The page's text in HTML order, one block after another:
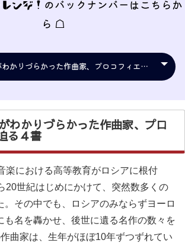
ンジ！ のバックナンバーはこちらか
ら ☖
わかりづらかった作曲家、プロ
る４書
における高等教育がロシアに根付
20世紀はじめにかけて、突然数多くの
。その中でも、ロシアのみならずヨーロ
も名を轟かせ、後世に遺る名作の数々を
曲家は、生年がほぼ10年ずつずれてい